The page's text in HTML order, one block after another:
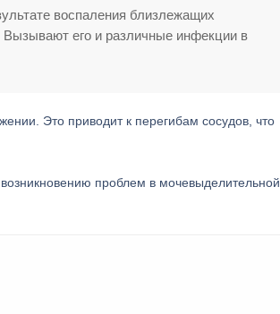
воспаления близлежащих
Вызывают его и различные инфекции в
Это приводит к перегибам сосудов, что
проблем в мочевыделительной